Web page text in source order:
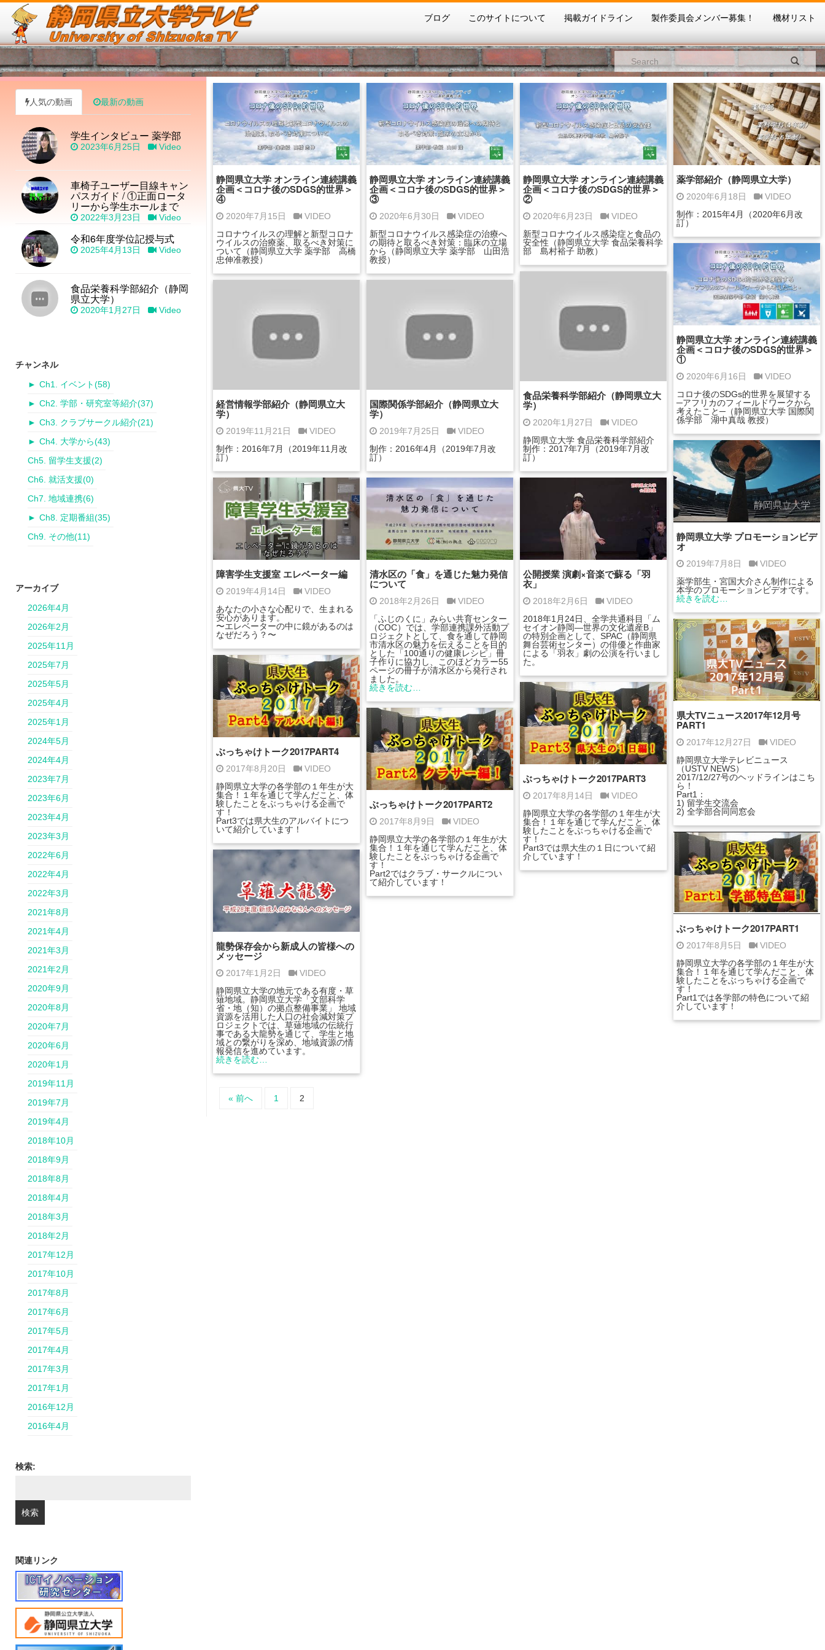
ブログ このサイトについて 掲載ガイドライン 製作委員会メンバー募集！ 機材リスト
静岡県立大学 オンライン連続講義
企画＜コロナ後のSDGS的世界＞
④
2020年7月15日
VIDEO
コロナウイルスの理解と新型コロナ
ウイルスの治療薬、取るべき対策に
ついて（静岡県立大学 薬学部 高橋
忠伸准教授）
静岡県立大学 オンライン連続講義
企画＜コロナ後のSDGS的世界＞
③
2020年6月30日
VIDEO
新型コロナウイルス感染症の治療へ
の期待と取るべき対策：臨床の立場
から（静岡県立大学 薬学部 山田浩
教授）
静岡県立大学 オンライン連続講義
企画＜コロナ後のSDGS的世界＞
②
2020年6月23日
VIDEO
新型コロナウイルス感染症と食品の
安全性（静岡県立大学 食品栄養科学
部 島村裕子 助教）
薬学部紹介（静岡県立大学）
2020年6月18日
VIDEO
制作：2015年4月（2020年6月改
訂）
静岡県立大学 オンライン連続講義
企画＜コロナ後のSDGS的世界＞
①
2020年6月16日
VIDEO
コロナ後のSDGs的世界を展望する
─アフリカのフィールドワークから
考えたこと─（静岡県立大学 国際関
係学部 湖中真哉 教授）
食品栄養科学部紹介（静岡県立大
学）
2020年1月27日
VIDEO
静岡県立大学 食品栄養科学部紹介
制作：2017年7月（2019年7月改
訂）
経営情報学部紹介（静岡県立大
学）
2019年11月21日
VIDEO
制作：2016年7月（2019年11月改
訂）
国際関係学部紹介（静岡県立大
学）
2019年7月25日
VIDEO
制作：2016年4月（2019年7月改
訂）
静岡県立大学 プロモーションビデ
オ
2019年7月8日
VIDEO
薬学部生・宮国大介さん制作による
本学のプロモーションビデオです。
続きを読む…
障害学生支援室 エレベーター編
2019年4月14日
VIDEO
あなたの小さな心配りで、生まれる
安心があります。
〜エレベーターの中に鏡があるのは
なぜだろう？〜
清水区の「食」を通じた魅力発信
について
2018年2月26日
VIDEO
「ふじのくに」みらい共育センター
（COC）では、学部連携課外活動プ
ロジェクトとして、食を通して静岡
市清水区の魅力を伝えることを目的
とした「100通りの健康レシピ」冊
子作りに協力し、このほどカラー55
ページの冊子が清水区から発行され
ました。
続きを読む…
公開授業 演劇×音楽で蘇る「羽
衣」
2018年2月6日
VIDEO
2018年1月24日、全学共通科目「ム
セイオン静岡―世界の文化遺産B」
の特別企画として、SPAC（静岡県
舞台芸術センター）の俳優と作曲家
による「羽衣」劇の公演を行いまし
た。
県大TVニュース2017年12月号
PART1
2017年12月27日
VIDEO
静岡県立大学テレビニュース
（USTV NEWS）
2017/12/27号のヘッドラインはこち
ら！
Part1：
1) 留学生交流会
2) 全学部合同同窓会
ぶっちゃけトーク2017PART4
2017年8月20日
VIDEO
静岡県立大学の各学部の１年生が大
集合！１年を通じて学んだこと、体
験したことをぶっちゃける企画で
す！
Part3では県大生のアルバイトにつ
いて紹介しています！
ぶっちゃけトーク2017PART3
2017年8月14日
VIDEO
静岡県立大学の各学部の１年生が大
集合！１年を通じて学んだこと、体
験したことをぶっちゃける企画で
す！
Part3では県大生の１日について紹
介しています！
ぶっちゃけトーク2017PART2
2017年8月9日
VIDEO
静岡県立大学の各学部の１年生が大
集合！１年を通じて学んだこと、体
験したことをぶっちゃける企画で
す！
Part2ではクラブ・サークルについ
て紹介しています！
ぶっちゃけトーク2017PART1
2017年8月5日
VIDEO
静岡県立大学の各学部の１年生が大
集合！１年を通じて学んだこと、体
験したことをぶっちゃける企画で
す！
Part1では各学部の特色について紹
介しています！
龍勢保存会から新成人の皆様への
メッセージ
2017年1月2日
VIDEO
静岡県立大学の地元である有度・草
薙地域。静岡県立大学「文部科学
省・地（知）の拠点整備事業」 地域
資源を活用した人口の社会減対策プ
ロジェクトでは、草薙地域の伝統行
事である大龍勢を通じて、学生と地
域との繋がりを深め、地域資源の情
報発信を進めています。
続きを読む…
« 前へ 1 2
人気の動画 最新の動画
学生インタビュー 薬学部
2023年6月25日 Video
車椅子ユーザー目線キャン
パスガイド / ①正面ロータ
リーから学生ホールまで
2022年3月23日 Video
令和6年度学位記授与式
2025年4月13日 Video
食品栄養科学部紹介（静岡
県立大学）
2020年1月27日 Video
チャンネル
► Ch1. イベント(58)
► Ch2. 学部・研究室等紹介(37)
► Ch3. クラブサークル紹介(21)
► Ch4. 大学から(43)
Ch5. 留学生支援(2)
Ch6. 就活支援(0)
Ch7. 地域連携(6)
► Ch8. 定期番組(35)
Ch9. その他(11)
アーカイブ
2026年4月
2026年2月
2025年11月
2025年7月
2025年5月
2025年4月
2025年1月
2024年5月
2024年4月
2023年7月
2023年6月
2023年4月
2023年3月
2022年6月
2022年4月
2022年3月
2021年8月
2021年4月
2021年3月
2021年2月
2020年9月
2020年8月
2020年7月
2020年6月
2020年1月
2019年11月
2019年7月
2019年4月
2018年10月
2018年9月
2018年8月
2018年4月
2018年3月
2018年2月
2017年12月
2017年10月
2017年8月
2017年6月
2017年5月
2017年4月
2017年3月
2017年1月
2016年12月
2016年4月
検索:
関連リンク